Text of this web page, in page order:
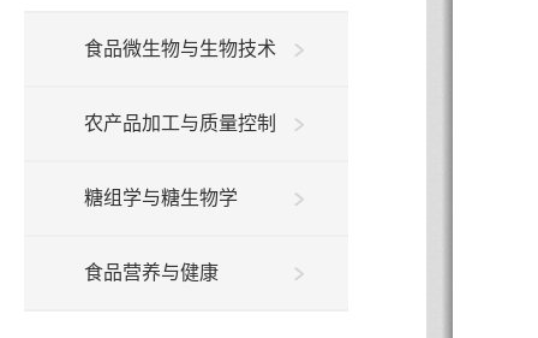
食品微生物与生物技术
农产品加工与质量控制
糖组学与糖生物学
食品营养与健康